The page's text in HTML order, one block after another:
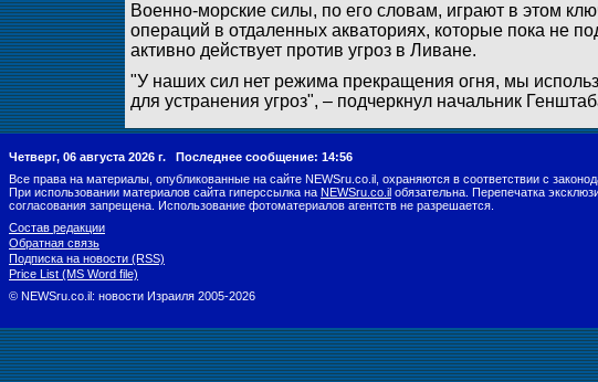
Военно-морские силы, по его словам, играют в этом
операций в отдаленных акваториях, которые пока не
активно действует против угроз в Ливане.
"У наших сил нет режима прекращения огня, мы
для устранения угроз", – подчеркнул начальник
Четверг, 06 августа 2026 г. Последнее сообщение: 14:56
Все права на материалы, опубликованные на сайте NEWSru.co.il, охраняются в соответствии с
При использовании материалов сайта гиперссылка на NEWSru.co.il обязательна. Перепечатка
согласования запрещена. Использование фотоматериалов агентств не разрешается.
Состав редакции
Обратная связь
Подписка на новости (RSS)
Price List (MS Word file)
© NEWSru.co.il: новости Израиля 2005-2026